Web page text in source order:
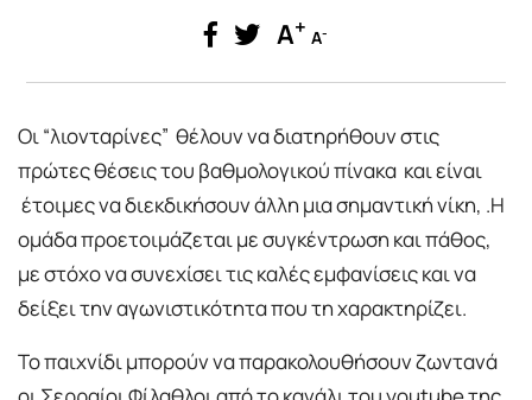
A+ A-
Οι “λιονταρίνες” θέλουν να διατηρήθουν στις
πρώτες θέσεις του βαθμολογικού πίνακα και είναι
έτοιμες να διεκδικήσουν άλλη μια σημαντική νίκη, .Η
ομάδα προετοιμάζεται με συγκέντρωση και πάθος,
με στόχο να συνεχίσει τις καλές εμφανίσεις και να
δείξει την αγωνιστικότητα που τη χαρακτηρίζει.
Το παιχνίδι μπορούν να παρακολουθήσουν ζωντανά